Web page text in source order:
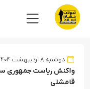
دوشنبه ۸ اردیبهشت ۱۴۰۴
واکنش ریاست جمهوری
قامشلی